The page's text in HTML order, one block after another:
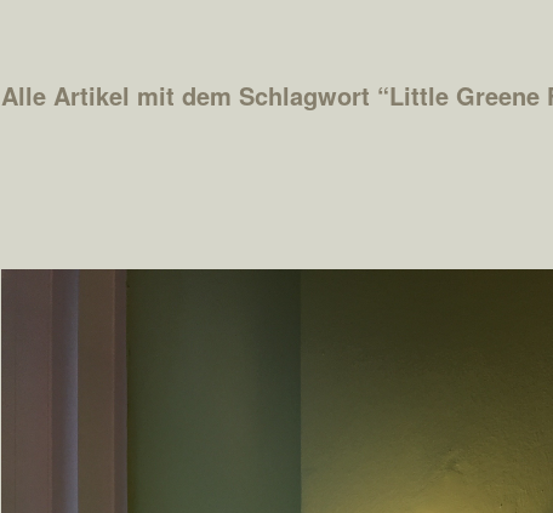
Alle Artikel mit dem Schlagwort “Little Greene